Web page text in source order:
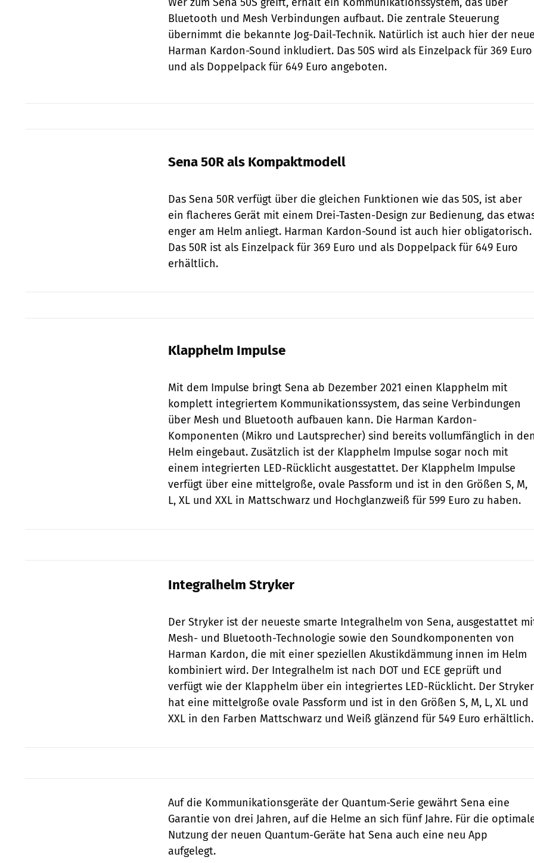
Bluetooth und Mesh Verbindungen aufbaut. Die zentrale Steuerung
übernimmt die bekannte Jog-Dail-Technik. Natürlich ist auch hier der
Harman Kardon-Sound inkludiert. Das 50S wird als Einzelpack für 369 Euro
und als Doppelpack für 649 Euro angeboten.
Sena 50R als Kompaktmodell
Das Sena 50R verfügt über die gleichen Funktionen wie das 50S, ist aber
ein flacheres Gerät mit einem Drei-Tasten-Design zur Bedienung, das
enger am Helm anliegt. Harman Kardon-Sound ist auch hier obligatorisch.
Das 50R ist als Einzelpack für 369 Euro und als Doppelpack für 649 Euro
erhältlich.
Klapphelm Impulse
Mit dem Impulse bringt Sena ab Dezember 2021 einen Klapphelm mit
komplett integriertem Kommunikationssystem, das seine Verbindungen
über Mesh und Bluetooth aufbauen kann. Die Harman Kardon-
Komponenten (Mikro und Lautsprecher) sind bereits vollumfänglich in
Helm eingebaut. Zusätzlich ist der Klapphelm Impulse sogar noch mit
einem integrierten LED-Rücklicht ausgestattet. Der Klapphelm Impulse
verfügt über eine mittelgroße, ovale Passform und ist in den Größen S, M,
L, XL und XXL in Mattschwarz und Hochglanzweiß für 599 Euro zu haben.
Integralhelm Stryker
Der Stryker ist der neueste smarte Integralhelm von Sena, ausgestattet
Mesh- und Bluetooth-Technologie sowie den Soundkomponenten von
Harman Kardon, die mit einer speziellen Akustikdämmung innen im Helm
kombiniert wird. Der Integralhelm ist nach DOT und ECE geprüft und
verfügt wie der Klapphelm über ein integriertes LED-Rücklicht. Der Stryker
hat eine mittelgroße ovale Passform und ist in den Größen S, M, L, XL und
XXL in den Farben Mattschwarz und Weiß glänzend für 549 Euro erhältlich.
Auf die Kommunikationsgeräte der Quantum-Serie gewährt Sena eine
Garantie von drei Jahren, auf die Helme an sich fünf Jahre. Für die
Nutzung der neuen Quantum-Geräte hat Sena auch eine neu App
aufgelegt.